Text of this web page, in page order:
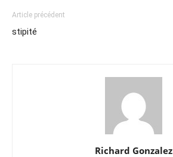
Article précédent
stipité
Richard Gonzalez